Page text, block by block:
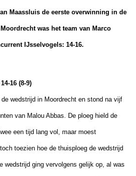
Maassluis de eerste overwinning in de
was het team van Marco
IJsselvogels: 14-16.
16 (8-9)
wedstrijd in Moordrecht en stond na vijf
van Malou Abbas. De ploeg hield de
een tijd lang vol, maar moest
toezien hoe de thuisploeg de wedstrijd
wedstrijd ging vervolgens gelijk op, al was